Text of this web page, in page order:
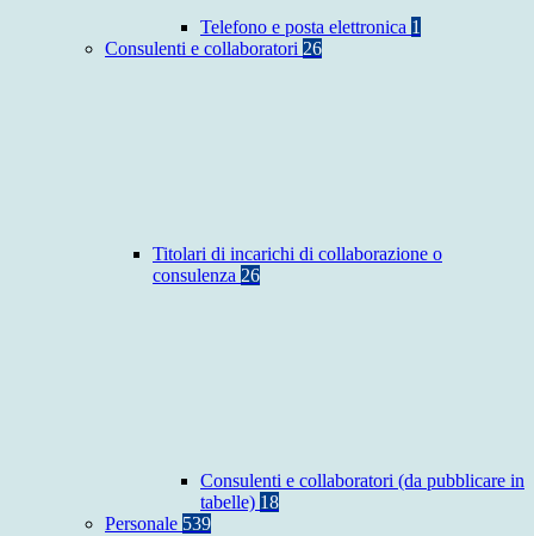
Telefono e posta elettronica 1
Consulenti e collaboratori 26
Titolari di incarichi di collaborazione o
consulenza 26
Consulenti e collaboratori (da pubblicare in
tabelle) 18
Personale 539